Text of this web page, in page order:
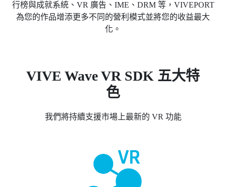
行榜與成就系統、VR 廣告、IME、DRM 等，VIVEPORT
為您的作品增添更多不同的營利模式並將您的收益最大
化。
VIVE Wave VR SDK 五大特
色
我們將持續支援市場上最新的 VR 功能